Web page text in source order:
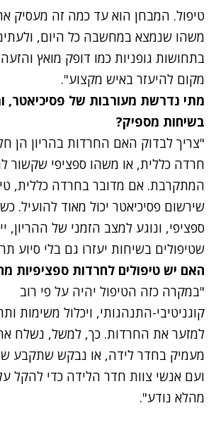
טיפול. המבחן הוא עד כמה זה מעסיק
משהו שנמצא במחשבה כל היום,
בתחושות גופניות כמו דופק מואץ
מקום להיעזר באיש מקצוע".
מתי נדרשת מעורבות של פסיכיאטר,
בשיחות מספיק?
"צריך לבדוק האם החרדות בהריון הן
חרדה כללית, או משהו ספציפי שקשור
המתקרבת. אם מדובר בחרדה כללית,
שירשום פסיכיאטר יכול מאוד להועיל.
ספציפי, ונוגע למצב הזמני של ההריון,
שטיפולים בשיחות יעזרו גם בלי סיוע
האם יש טיפולים לחרדות ספציפיות
"במקרה כזה הטיפול יהיה על פי רוב
קוגניטיבי-התנהגותי, ויכלול משימות
למזער את החרדות. כך, למשל, נשלח
מעמיק בחדר לידה, או נבקש שתקבע
ועם אנשי צוות חדר הלידה כדי להקל
מהלא נודע".